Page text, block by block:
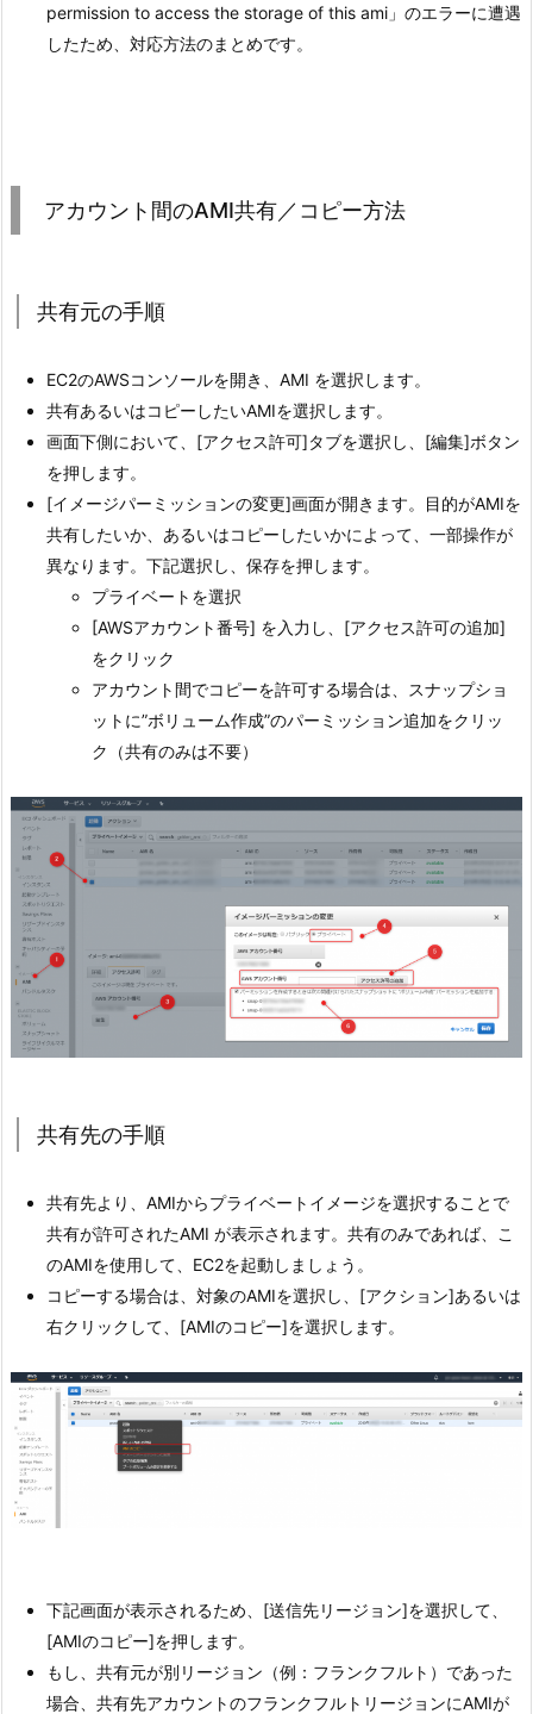
permission to access the storage of this ami」のエラーに遭遇
したため、対応方法のまとめです。
アカウント間のAMI共有／コピー方法
共有元の手順
EC2のAWSコンソールを開き、AMI を選択します。
共有あるいはコピーしたいAMIを選択します。
画面下側において、[アクセス許可]タブを選択し、[編集]ボタン
を押します。
[イメージパーミッションの変更]画面が開きます。目的がAMIを
共有したいか、あるいはコピーしたいかによって、一部操作が
異なります。下記選択し、保存を押します。
プライベートを選択
[AWSアカウント番号] を入力し、[アクセス許可の追加]
をクリック
アカウント間でコピーを許可する場合は、スナップショ
ットに”ボリューム作成”のパーミッション追加をクリッ
ク（共有のみは不要）
共有先の手順
共有先より、AMIからプライベートイメージを選択することで
共有が許可されたAMI が表示されます。共有のみであれば、こ
のAMIを使用して、EC2を起動しましょう。
コピーする場合は、対象のAMIを選択し、[アクション]あるいは
右クリックして、[AMIのコピー]を選択します。
下記画面が表示されるため、[送信先リージョン]を選択して、
[AMIのコピー]を押します。
もし、共有元が別リージョン（例：フランクフルト）であった
場合、共有先アカウントのフランクフルトリージョンにAMIが